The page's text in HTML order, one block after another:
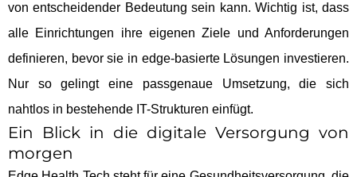
von entscheidender Bedeutung sein kann. Wichtig ist, dass
alle Einrichtungen ihre eigenen Ziele und Anforderungen
definieren, bevor sie in edge-basierte Lösungen investieren.
Nur so gelingt eine passgenaue Umsetzung, die sich
nahtlos in bestehende IT-Strukturen einfügt.
Ein Blick in die digitale Versorgung von
morgen